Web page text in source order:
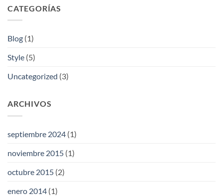
CATEGORÍAS
Blog (1)
Style (5)
Uncategorized (3)
ARCHIVOS
septiembre 2024 (1)
noviembre 2015 (1)
octubre 2015 (2)
enero 2014 (1)